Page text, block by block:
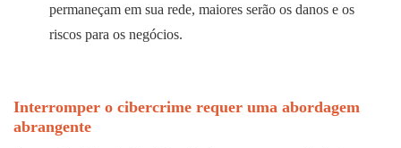
permaneçam em sua rede, maiores serão os danos e os
riscos para os negócios.
Interromper o cibercrime requer uma abordagem
abrangente